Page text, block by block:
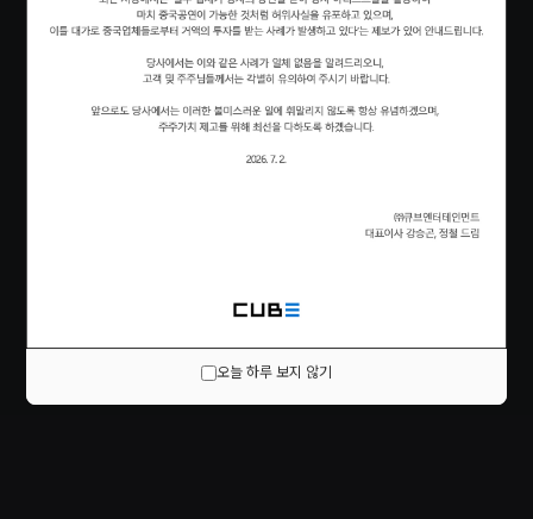
오늘 하루 보지 않기